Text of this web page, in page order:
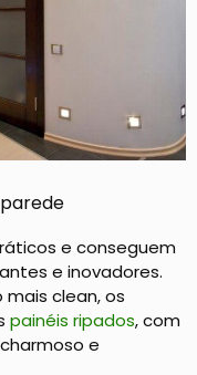
e conseguem
e inovadores.
clean, os
painéis ripados, com
e